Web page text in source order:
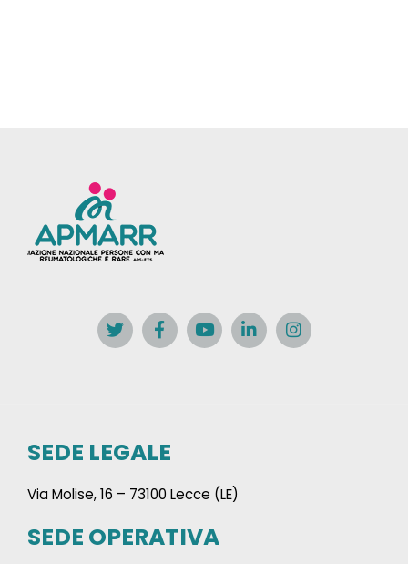
SEDE LEGALE
Via Molise, 16 – 73100 Lecce (LE)
SEDE OPERATIVA